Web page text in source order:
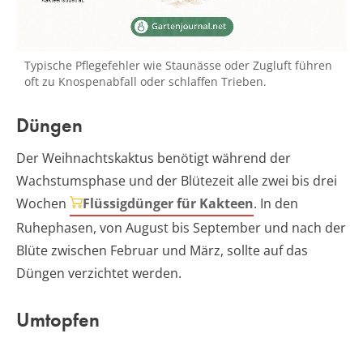
Typische Pflegefehler wie Staunässe oder Zugluft führen
oft zu Knospenabfall oder schlaffen Trieben.
Düngen
Der Weihnachtskaktus benötigt während der
Wachstumsphase und der Blütezeit alle zwei bis drei
Wochen
Flüssigdünger für Kakteen. In den
Ruhephasen, von August bis September und nach der
Blüte zwischen Februar und März, sollte auf das
Düngen verzichtet werden.
Umtopfen